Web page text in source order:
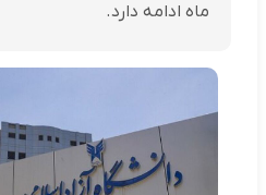
ماه ادامه دارد.